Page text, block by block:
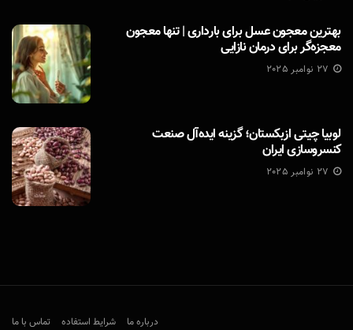
بهترین معجون عسل برای بارداری | تنها معجون
معجزه‌گر برای درمان نازایی
27 نوامبر 2025
لوبیا چیتی ازبکستان؛ گزینه ایده‌آل صنعت
کنسروسازی ایران
27 نوامبر 2025
درباره ما شرایط استفاده تماس با ما